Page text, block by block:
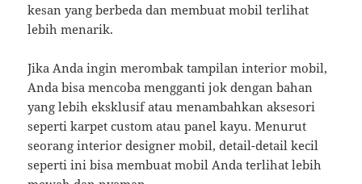
kesan yang berbeda dan membuat mobil terlihat
lebih menarik.
Jika Anda ingin merombak tampilan interior mobil,
Anda bisa mencoba mengganti jok dengan bahan
yang lebih eksklusif atau menambahkan aksesori
seperti karpet custom atau panel kayu. Menurut
seorang interior designer mobil, detail-detail kecil
seperti ini bisa membuat mobil Anda terlihat lebih